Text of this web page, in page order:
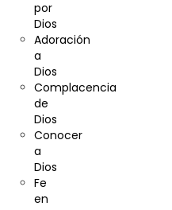
por
Dios
Adoración
a
Dios
Complacencia
de
Dios
Conocer
a
Dios
Fe
en